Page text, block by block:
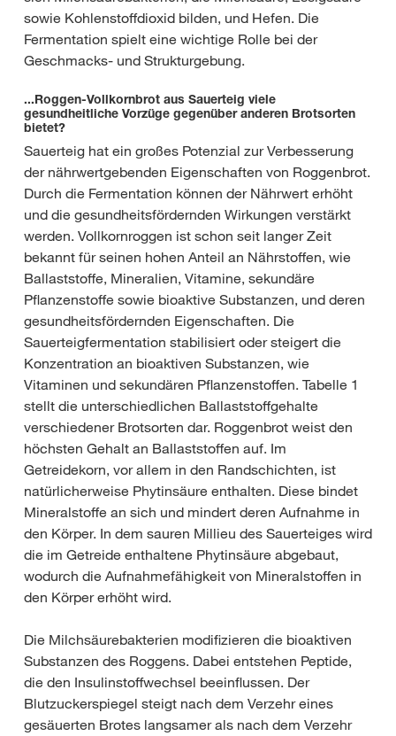
sowie Kohlenstoffdioxid bilden, und Hefen. Die
Fermentation spielt eine wichtige Rolle bei der
Geschmacks- und Strukturgebung.
...Roggen-Vollkornbrot aus Sauerteig viele
gesundheitliche Vorzüge gegenüber anderen Brotsorten
bietet?
Sauerteig hat ein großes Potenzial zur Verbesserung
der nährwertgebenden Eigenschaften von Roggenbrot.
Durch die Fermentation können der Nährwert erhöht
und die gesundheitsfördernden Wirkungen verstärkt
werden. Vollkornroggen ist schon seit langer Zeit
bekannt für seinen hohen Anteil an Nährstoffen, wie
Ballaststoffe, Mineralien, Vitamine, sekundäre
Pflanzenstoffe sowie bioaktive Substanzen, und deren
gesundheitsfördernden Eigenschaften. Die
Sauerteigfermentation stabilisiert oder steigert die
Konzentration an bioaktiven Substanzen, wie
Vitaminen und sekundären Pflanzenstoffen. Tabelle 1
stellt die unterschiedlichen Ballaststoffgehalte
verschiedener Brotsorten dar. Roggenbrot weist den
höchsten Gehalt an Ballaststoffen auf. Im
Getreidekorn, vor allem in den Randschichten, ist
natürlicherweise Phytinsäure enthalten. Diese bindet
Mineralstoffe an sich und mindert deren Aufnahme in
den Körper. In dem sauren Millieu des Sauerteiges wird
die im Getreide enthaltene Phytinsäure abgebaut,
wodurch die Aufnahmefähigkeit von Mineralstoffen in
den Körper erhöht wird.
Die Milchsäurebakterien modifizieren die bioaktiven
Substanzen des Roggens. Dabei entstehen Peptide,
die den Insulinstoffwechsel beeinflussen. Der
Blutzuckerspiegel steigt nach dem Verzehr eines
gesäuerten Brotes langsamer als nach dem Verzehr